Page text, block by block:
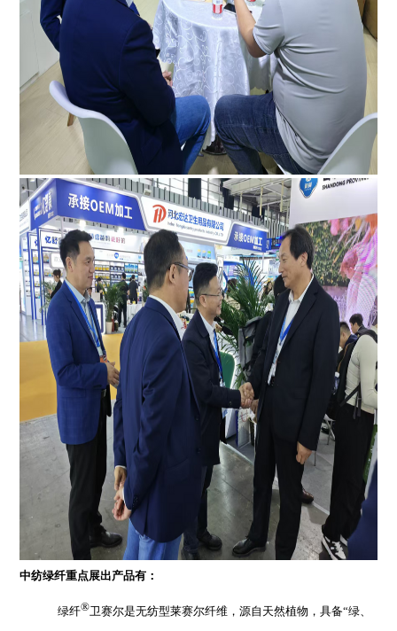
中纺绿纤重点展出产品有：
绿纤®卫赛尔是无纺型莱赛尔纤维，源自天然植物，具备“绿、